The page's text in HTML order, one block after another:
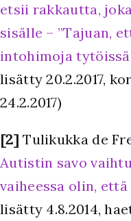
etsii rakkautta,
sisälle – ”Tajuan,
intohimoja
lisätty 20.2.2017,
24.2.2017)
[2] Tulikukka de
Autistin savo
vaiheessa olin,
lisätty 4.8.2014,